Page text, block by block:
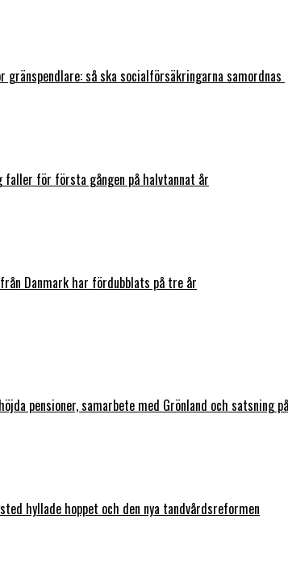
gränspendlare: så ska socialförsäkringarna samordnas
faller för första gången på halvtannat år
Danmark har fördubblats på tre år
pensioner, samarbete med Grönland och satsning
hyllade hoppet och den nya tandvårdsreformen